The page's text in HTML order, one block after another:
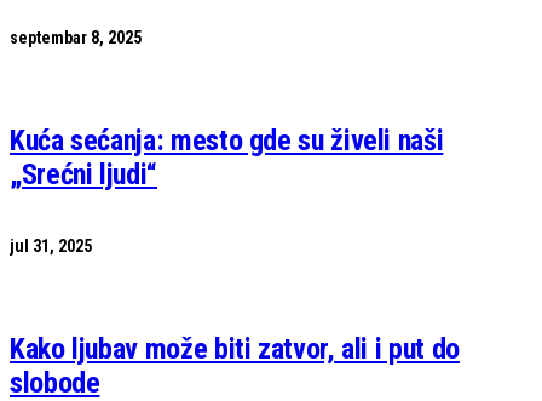
septembar 8, 2025
Kuća sećanja: mesto gde su živeli naši
„Srećni ljudi“
jul 31, 2025
Kako ljubav može biti zatvor, ali i put do
slobode